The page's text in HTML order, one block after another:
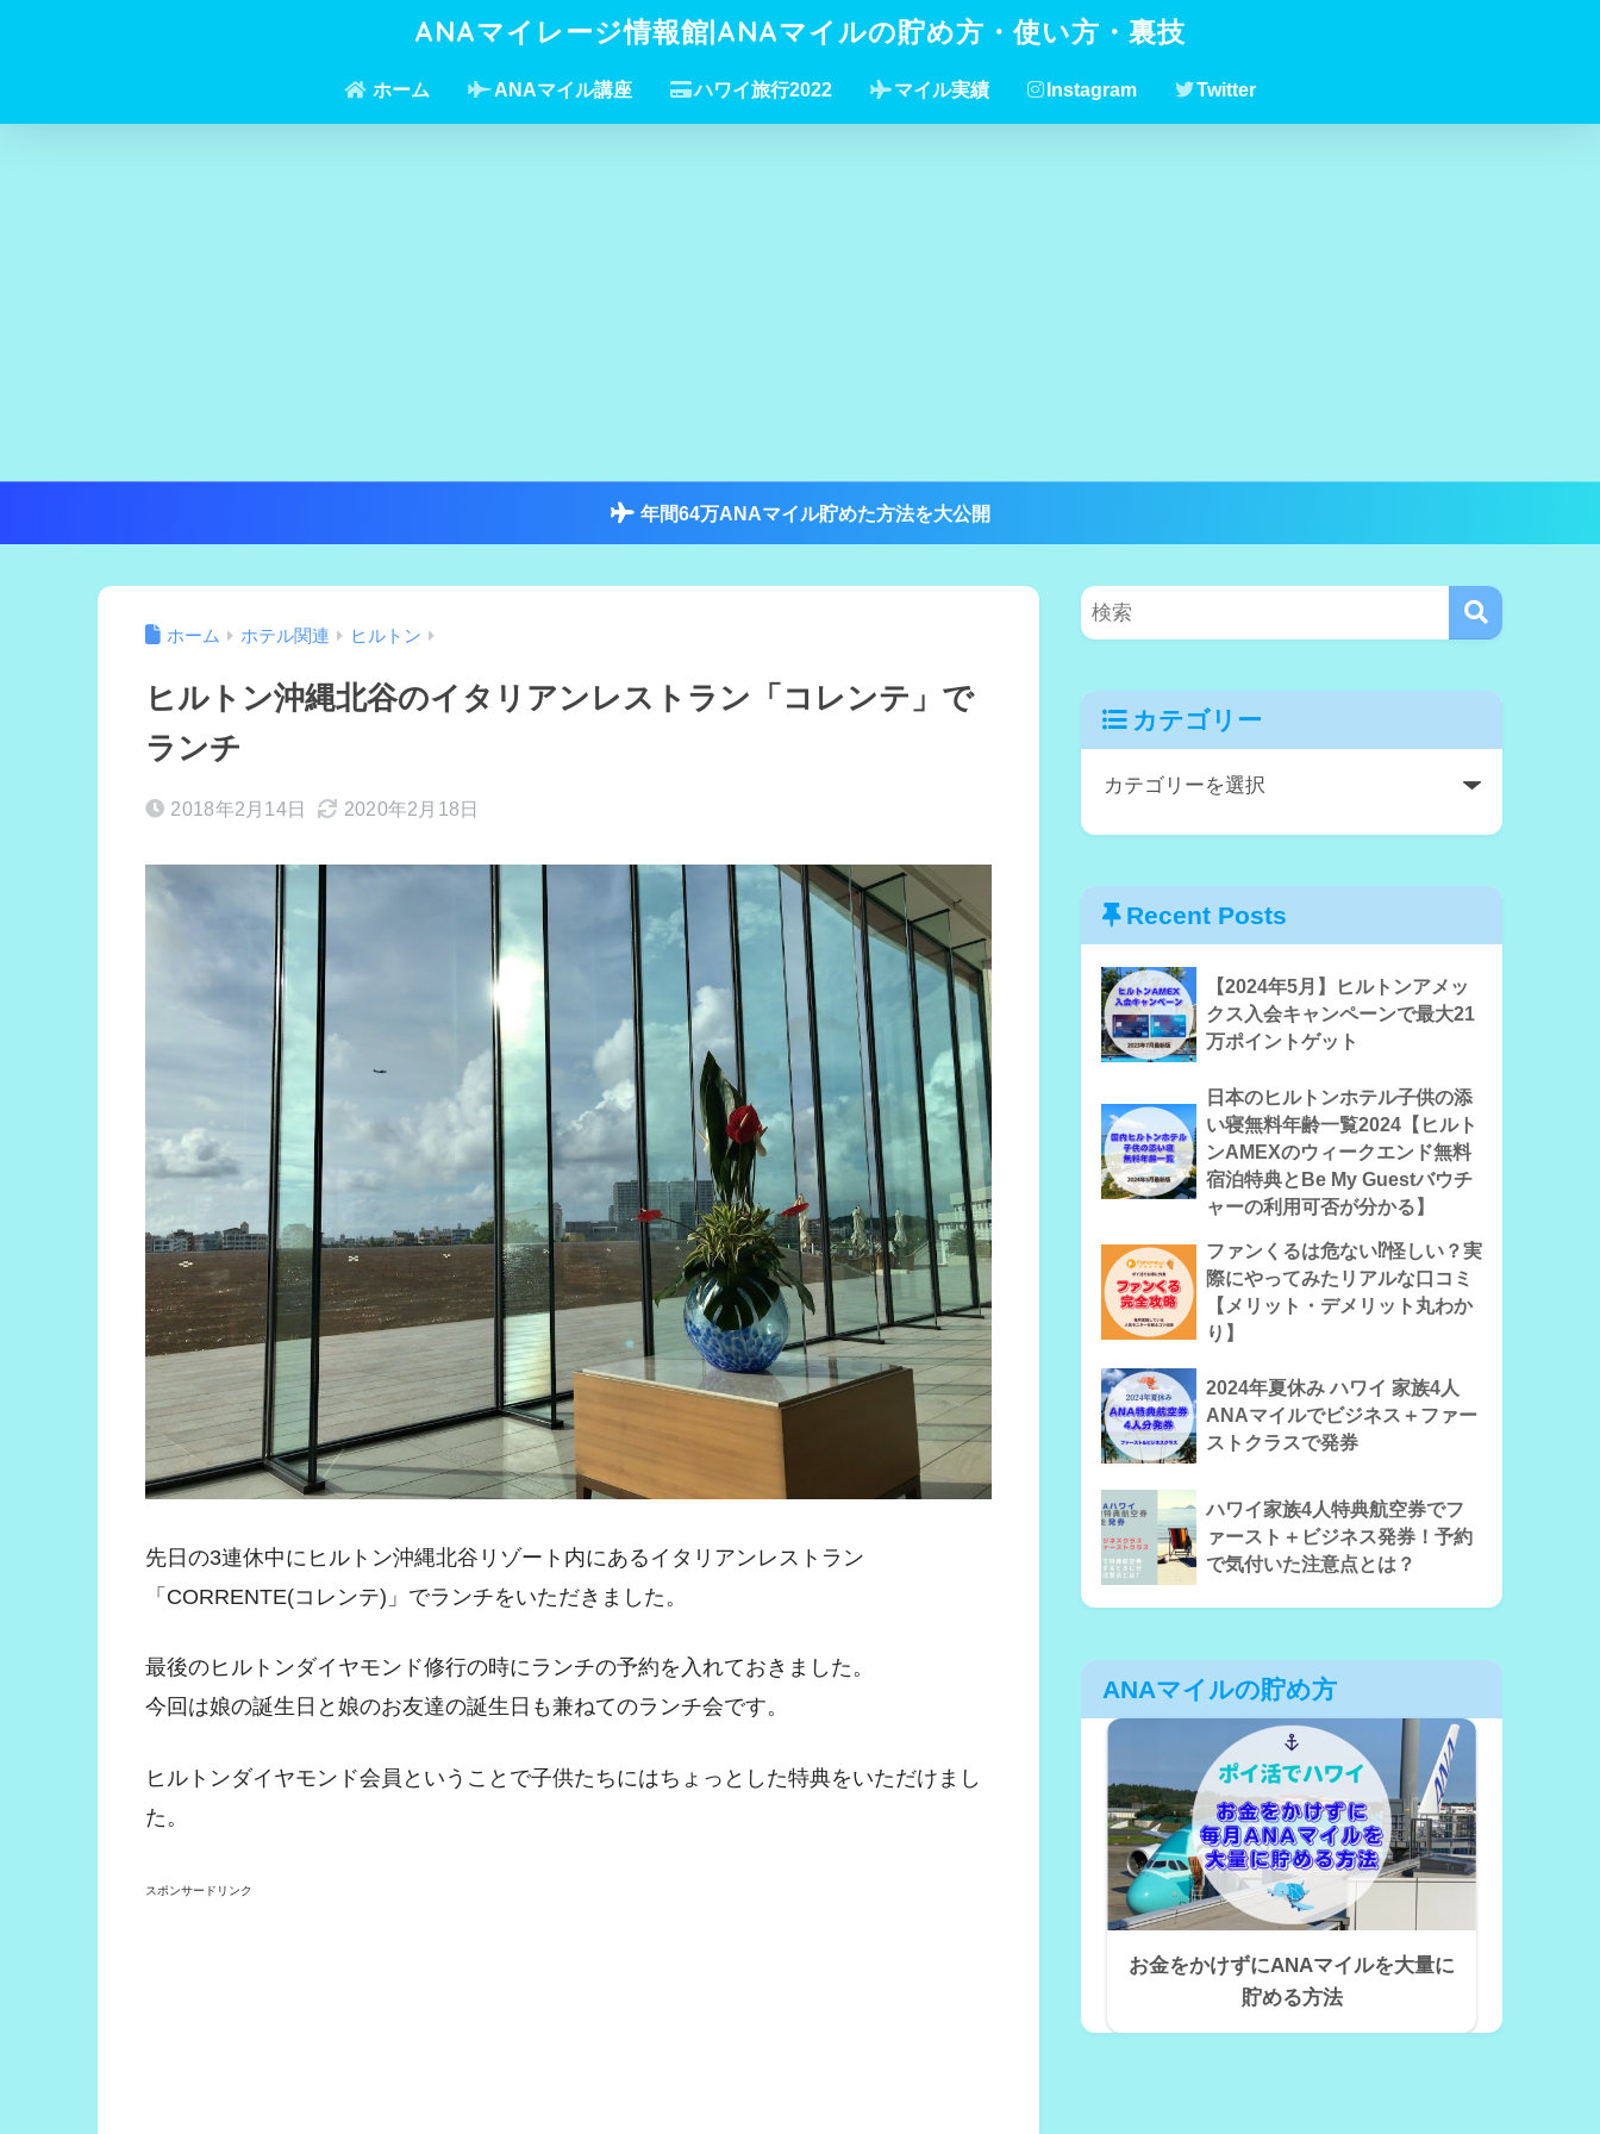
ANAマイレージ情報館|ANAマイルの貯め方・使い方・裏技
ホーム ANAマイル講座 ハワイ旅行2022 マイル実績 Instagram Twitter
年間64万ANAマイル貯めた方法を大公開
ホーム ホテル関連 ヒルトン
ヒルトン沖縄北谷のイタリアンレストラン「コレンテ」で
ランチ
2018年2月14日 2020年2月18日
先日の3連休中にヒルトン沖縄北谷リゾート内にあるイタリアンレストラン
「CORRENTE(コレンテ)」でランチをいただきました。
最後のヒルトンダイヤモンド修行の時にランチの予約を入れておきました。
今回は娘の誕生日と娘のお友達の誕生日も兼ねてのランチ会です。
ヒルトンダイヤモンド会員ということで子供たちにはちょっとした特典をいただけまし
た。
スポンサードリンク
カテゴリー
Recent Posts
【2024年5月】ヒルトンアメッ
クス入会キャンペーンで最大21
万ポイントゲット
日本のヒルトンホテル子供の添
い寝無料年齢一覧2024【ヒルト
ンAMEXのウィークエンド無料
宿泊特典とBe My Guestバウチ
ャーの利用可否が分かる】
ファンくるは危ない⁉怪しい？実
際にやってみたリアルな口コミ
【メリット・デメリット丸わか
り】
2024年夏休み ハワイ 家族4人
ANAマイルでビジネス＋ファー
ストクラスで発券
ハワイ家族4人特典航空券でフ
ァースト＋ビジネス発券！予約
で気付いた注意点とは？
ANAマイルの貯め方
お金をかけずにANAマイルを大量に
貯める方法